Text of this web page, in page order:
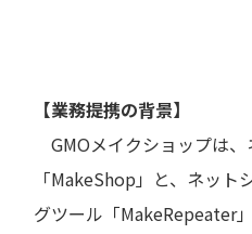
【業務提携の背景】
GMOメイクショップは
「MakeShop」と、ネッ
グツール「MakeRepeater